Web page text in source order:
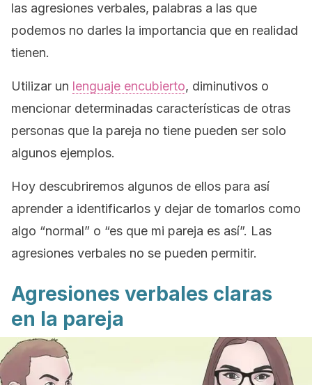
las agresiones verbales, palabras a las que
podemos no darles la importancia que en realidad
tienen.
Utilizar un lenguaje encubierto, diminutivos o
mencionar determinadas características de otras
personas que la pareja no tiene pueden ser solo
algunos ejemplos.
Hoy descubriremos algunos de ellos para así
aprender a identificarlos y dejar de tomarlos como
algo “normal” o “es que mi pareja es así”. Las
agresiones verbales no se pueden permitir.
Agresiones verbales claras
en la pareja